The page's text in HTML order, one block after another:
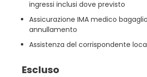
ingressi inclusi dove previsto
Assicurazione IMA medico
annullamento
Assistenza del corrispondente
Escluso